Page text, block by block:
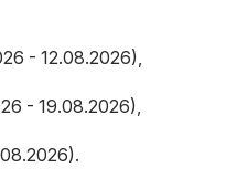
- 12.08.2026),
- 19.08.2026),
.